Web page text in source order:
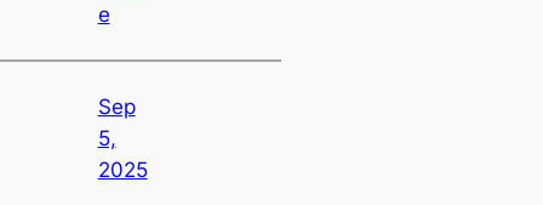
e
Sep
5,
2025